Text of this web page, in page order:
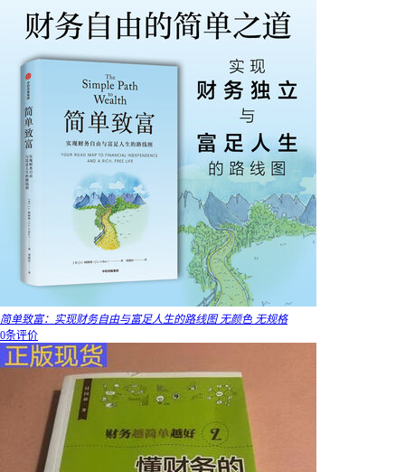
简单致富：实现财务自由与富足人生的路线图 无颜色 无规格
0条评价